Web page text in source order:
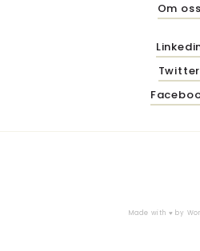
Om oss
Twitter
Made with ♥ by